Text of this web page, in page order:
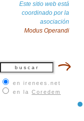
Este sitio web está
coordinado por la
asociación
Modus Operandi
en irenees.net
en la Coredem